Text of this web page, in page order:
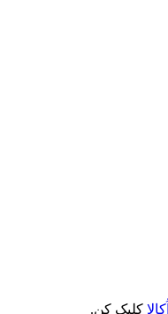
اُکالا کلیک کن.